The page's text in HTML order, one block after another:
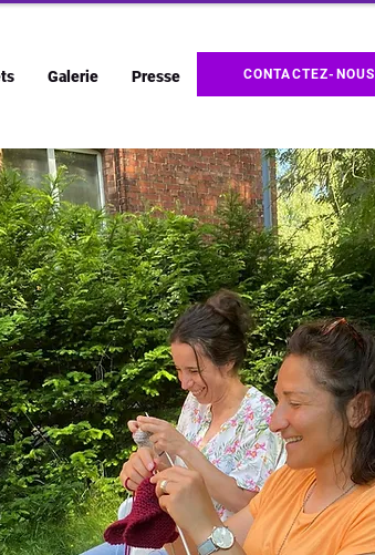
Galerie Presse CONTACTEZ-NOUS